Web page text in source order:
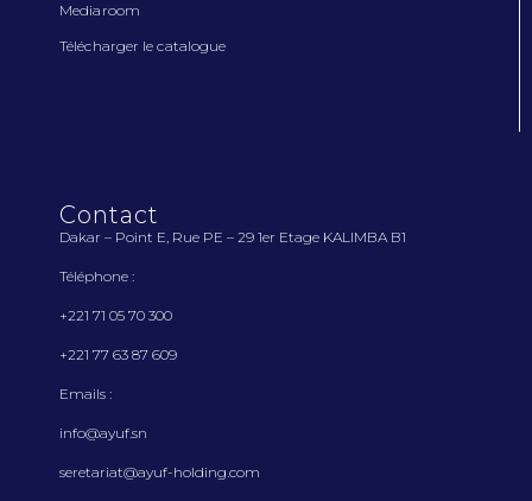
Mediaroom
Télécharger le catalogue
Contact
Dakar – Point E, Rue PE – 29 1er Etage KALIMBA B1
Téléphone :
+221 71 05 70 300
+221 77 63 87 609
Emails :
info@ayuf.sn
seretariat@ayuf-holding.com